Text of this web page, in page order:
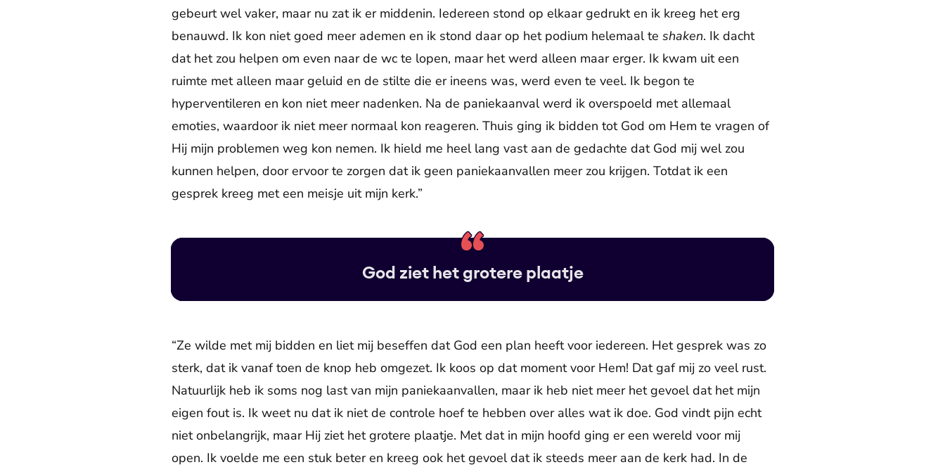
gebeurt wel vaker, maar nu zat ik er middenin. Iedereen stond op elkaar gedrukt en ik kreeg het erg
benauwd. Ik kon niet goed meer ademen en ik stond daar op het podium helemaal te shaken. Ik dacht
dat het zou helpen om even naar de wc te lopen, maar het werd alleen maar erger. Ik kwam uit een
ruimte met alleen maar geluid en de stilte die er ineens was, werd even te veel. Ik begon te
hyperventileren en kon niet meer nadenken. Na de paniekaanval werd ik overspoeld met allemaal
emoties, waardoor ik niet meer normaal kon reageren. Thuis ging ik bidden tot God om Hem te vragen of
Hij mijn problemen weg kon nemen. Ik hield me heel lang vast aan de gedachte dat God mij wel zou
kunnen helpen, door ervoor te zorgen dat ik geen paniekaanvallen meer zou krijgen. Totdat ik een
gesprek kreeg met een meisje uit mijn kerk.”
God ziet het grotere plaatje
“Ze wilde met mij bidden en liet mij beseffen dat God een plan heeft voor iedereen. Het gesprek was zo
sterk, dat ik vanaf toen de knop heb omgezet. Ik koos op dat moment voor Hem! Dat gaf mij zo veel rust.
Natuurlijk heb ik soms nog last van mijn paniekaanvallen, maar ik heb niet meer het gevoel dat het mijn
eigen fout is. Ik weet nu dat ik niet de controle hoef te hebben over alles wat ik doe. God vindt pijn echt
niet onbelangrijk, maar Hij ziet het grotere plaatje. Met dat in mijn hoofd ging er een wereld voor mij
open. Ik voelde me een stuk beter en kreeg ook het gevoel dat ik steeds meer aan de kerk had. In de